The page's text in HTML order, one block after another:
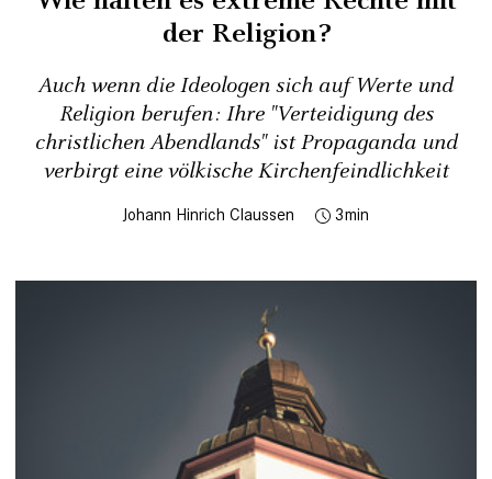
der Religion?
Auch wenn die Ideologen sich auf Werte und
Religion berufen: Ihre "Verteidigung des
christlichen Abendlands" ist Propaganda und
verbirgt eine völkische Kirchenfeindlichkeit
Johann Hinrich Claussen 3